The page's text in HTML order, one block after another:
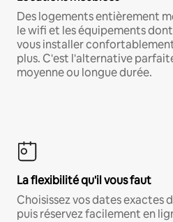
Des logements entièrement
le wifi et les équipements
vous installer
plus. C'est l'alternative
moyenne ou longue durée.
La flexibilité qu'il vous faut
Choisissez vos dates exactes
puis réservez facilement en